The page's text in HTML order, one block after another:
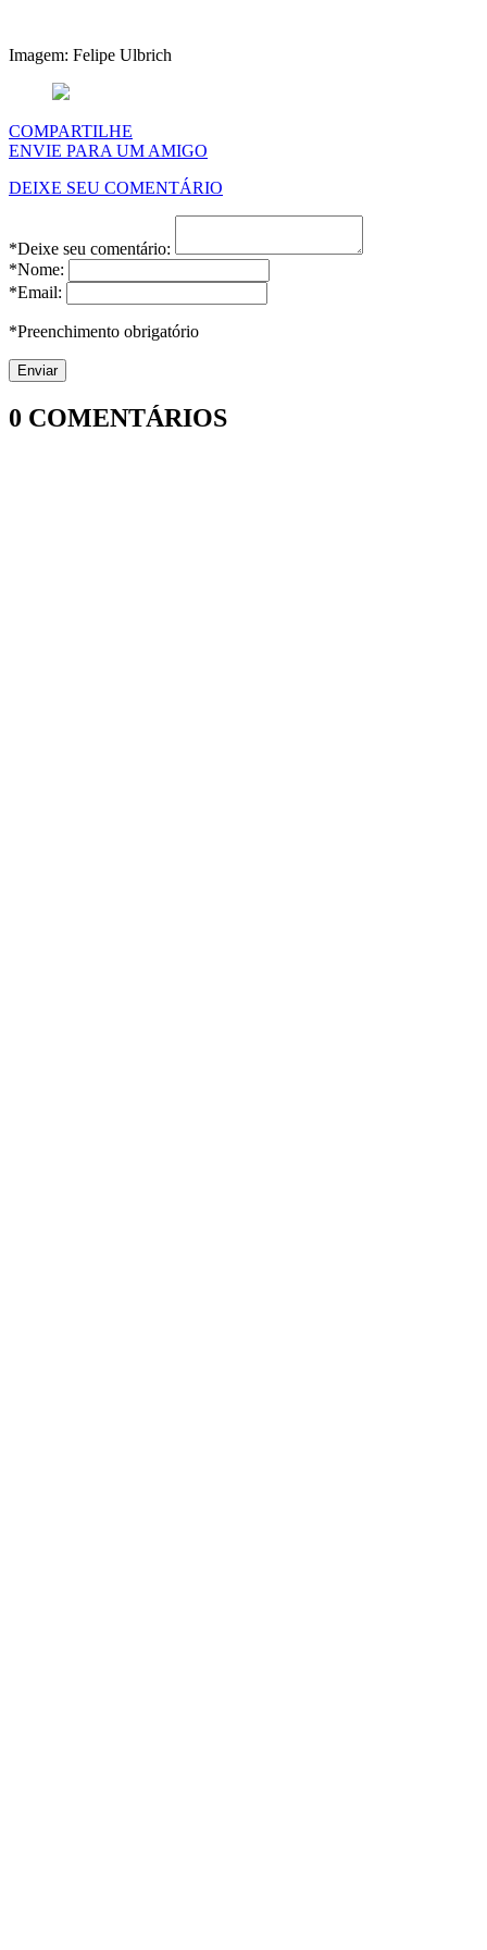
Imagem: Felipe Ulbrich
COMPARTILHE
ENVIE PARA UM AMIGO
DEIXE SEU COMENTÁRIO
*Deixe seu comentário:
*Nome:
*Email:
*Preenchimento obrigatório
0 COMENTÁRIOS